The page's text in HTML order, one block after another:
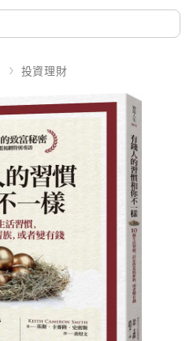
投資理財